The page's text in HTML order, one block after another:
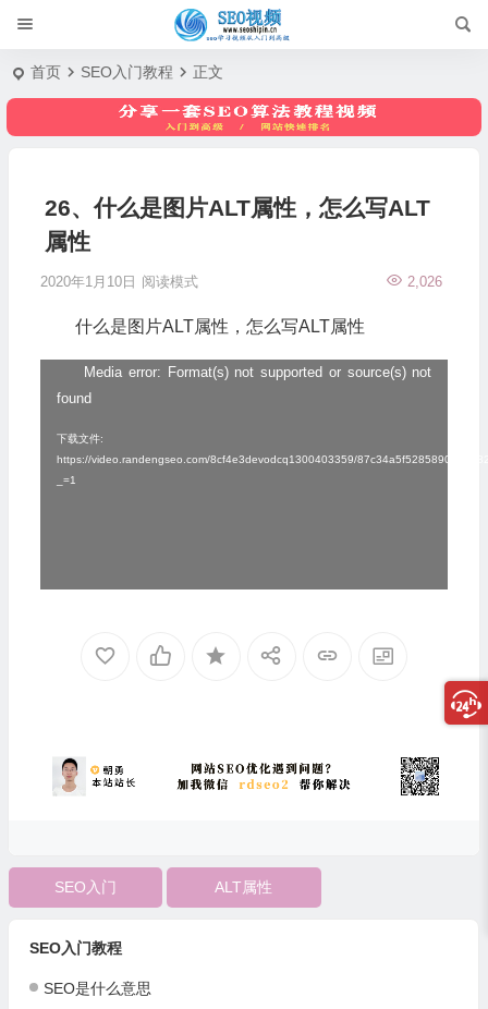
首页 SEO入门教程 正文
26、什么是图片ALT属性，怎么写ALT
属性
2020年1月10日 2,026
阅读模式
什么是图片ALT属性，怎么写ALT属性
Media error: Format(s) not supported or source(s) not
found
下载文件:
https://video.randengseo.com/8cf4e3devodcq1300403359/
_=1
SEO入门 ALT属性
SEO入门教程
SEO是什么意思